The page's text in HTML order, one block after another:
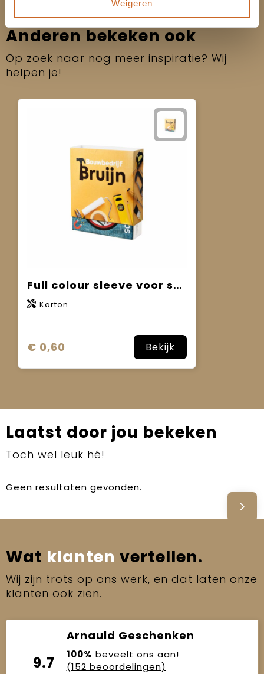
Weigeren
Anderen bekeken ook
Op zoek naar nog meer inspiratie? Wij
helpen je!
Full colour sleeve voor screwmagnet
Karton
€ 0,60 Bekijk
Laatst door jou bekeken
Toch wel leuk hé!
Geen resultaten gevonden.
Wat klanten vertellen.
Wij zijn trots op ons werk, en dat laten onze
klanten ook zien.
9.7
Arnauld Geschenken
100% beveelt ons aan!
(152 beoordelingen)